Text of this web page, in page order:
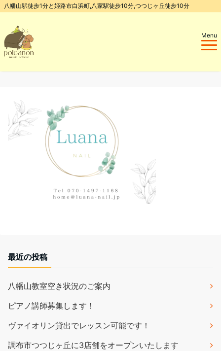
八幡山駅徒歩1分と姫路市白浜町,八家駅徒歩10分,つつじヶ丘徒歩10分
Menu
最近の投稿
八幡山教室空き状況のご案内
ピアノ講師募集します！
ヴァイオリン貸出でレッスン可能です！
調布市つつじヶ丘に3店舗をオープンいたします